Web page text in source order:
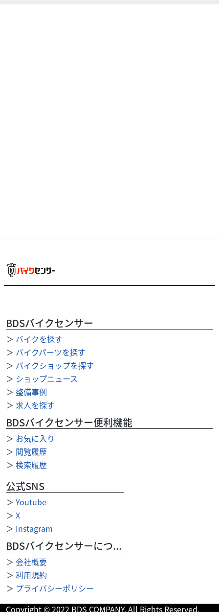
2024/06/28 タカラオートバイ
2024/06/28
◆車検◆2024/5/10◆V-MAX
BDSバイクセンサー
＞ バイクを探す
＞ バイクパーツを探す
＞ バイクショップを探す
＞ ショップニュース
＞ 整備事例
＞ 求人を探す
BDSバイクセンサー便利機能
＞ お気に入り
＞ 閲覧履歴
＞ 検索履歴
公式SNS
＞ Youtube
＞ X
＞ Instagram
BDSバイクセンサーについて
＞ 会社概要
＞ 利用規約
＞ プライバシーポリシー
Copyright © 2022 BDS COMPANY. All Rights Reserved.